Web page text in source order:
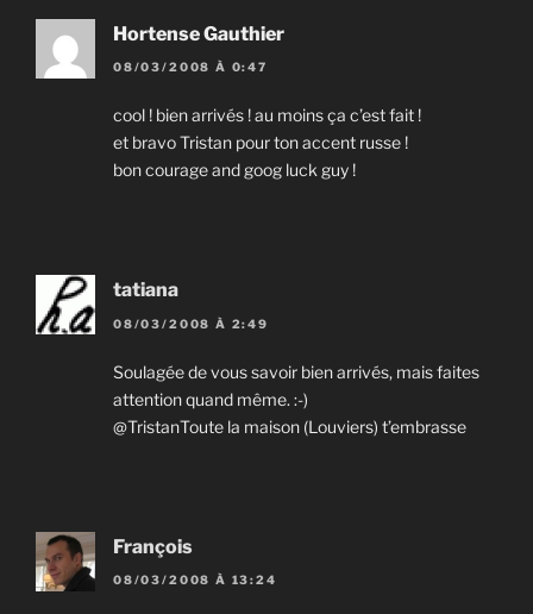
Hortense Gauthier
08/03/2008 À 0:47
cool ! bien arrivés ! au moins ça c’est fait !
et bravo Tristan pour ton accent russe !
bon courage and goog luck guy !
tatiana
08/03/2008 À 2:49
Soulagée de vous savoir bien arrivés, mais faites
attention quand même. :-)
@TristanToute la maison (Louviers) t’embrasse
François
08/03/2008 À 13:24